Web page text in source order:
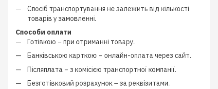
Спосіб транспортування не залежить від кількості
товарів у замовленні.
Способи оплати
Готівкою – при отриманні товару.
Банківською карткою – онлайн-оплата через сайт.
Післяплата – з комісією транспортної компанії.
Безготівковий розрахунок – за реквізитами.